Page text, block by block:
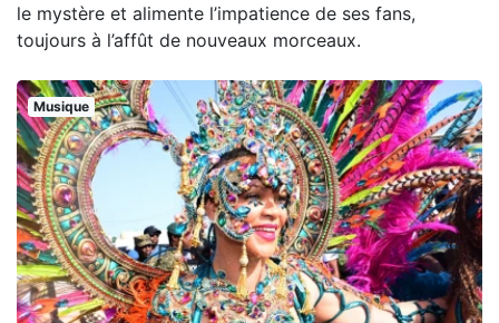
le mystère et alimente l’impatience de ses fans,
toujours à l’affût de nouveaux morceaux.
Musique